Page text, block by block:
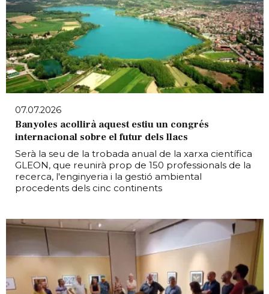
07.07.2026
Banyoles acollirà aquest estiu un congrés
internacional sobre el futur dels llacs
Serà la seu de la trobada anual de la xarxa científica
GLEON, que reunirà prop de 150 professionals de la
recerca, l'enginyeria i la gestió ambiental
procedents dels cinc continents